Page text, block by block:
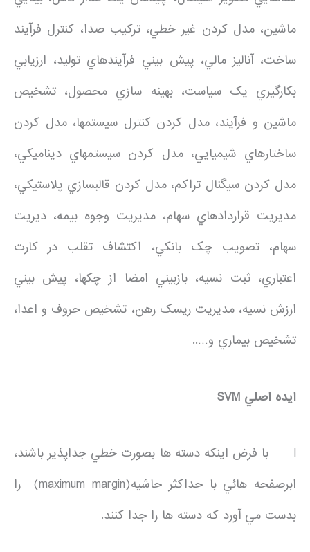
ماشين، مدل کردن غير خطي، ترکيب صدا، کنترل فرآيند
ساخت، آناليز مالي، پيش بيني فرآيندهاي توليد، ارزيابي
بکارگيري يک سياست، بهينه سازي محصول، تشخيص
ماشين و فرآيند، مدل کردن کنترل سيستمها، مدل کردن
ساختارهاي شيميايي، مدل کردن سيستمهاي ديناميکي،
مدل کردن سيگنال تراکم، مدل کردن قالبسازي پلاستيکي،
مديريت قراردادهاي سهام، مديريت وجوه بيمه، ديريت
سهام، تصويب چک بانکي، اکتشاف تقلب در کارت
اعتباري، ثبت نسيه، بازبيني امضا از چکها، پيش بيني
ارزش نسيه، مديريت ريسک رهن، تشخيص حروف و اعدا،
تشخيص بيماري و…..
ايده اصلي
l با فرض اينکه دسته ها بصورت خطي جداپذير باشند،
ابرصفحه هائي با حداکثر حاشيه(maximum margin) را
بدست مي آورد که دسته ها را جدا کنند.